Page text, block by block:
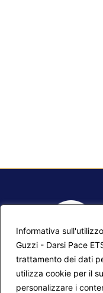
Informativa
Guzzi - Darsi Pace
trattamento dei dati
utilizza cookie per il
personalizzare i